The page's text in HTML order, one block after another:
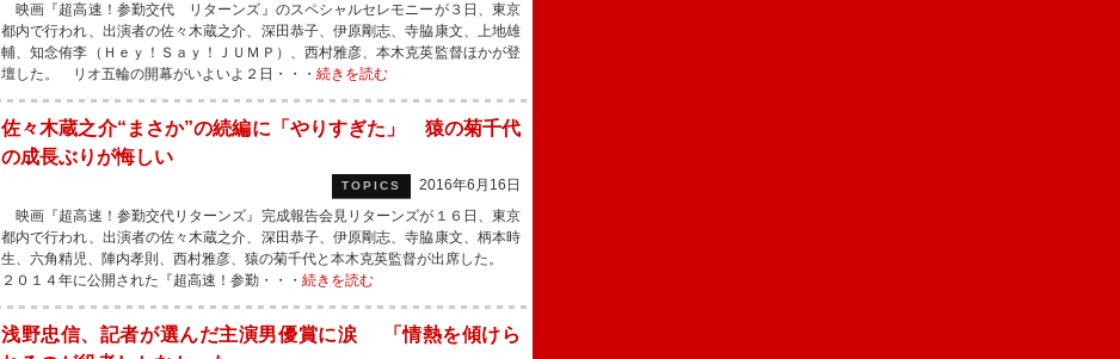
映画『超高速！参勤交代 リターンズ』のスペシャルセレモニーが３日、東京
都内で行われ、出演者の佐々木蔵之介、深田恭子、伊原剛志、寺脇康文、上地雄
輔、知念侑李（Ｈｅｙ！Ｓａｙ！ＪＵＭＰ）、西村雅彦、本木克英監督ほかが登
壇した。 リオ五輪の開幕がいよいよ２日・・・ 続きを読む
佐々木蔵之介“まさか”の続編に「やりすぎた」 猿の菊千代
の成長ぶりが悔しい
TOPICS
2016年6月16日
映画『超高速！参勤交代リターンズ』完成報告会見リターンズが１６日、東京
都内で行われ、出演者の佐々木蔵之介、深田恭子、伊原剛志、寺脇康文、柄本時
生、六角精児、陣内孝則、西村雅彦、猿の菊千代と本木克英監督が出席した。
２０１４年に公開された『超高速！参勤・・・ 続きを読む
浅野忠信、記者が選んだ主演男優賞に涙 「情熱を傾けら